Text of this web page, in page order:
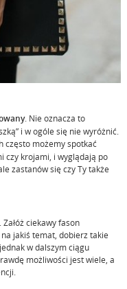
. Nie oznacza to
i w ogóle się nie wyróżnić.
często możemy spotkać
czy krojami, i wyglądają po
zastanów się czy Ty także
ciekawy fason
jakiś temat, dobierz takie
w dalszym ciągu
możliwości jest wiele, a